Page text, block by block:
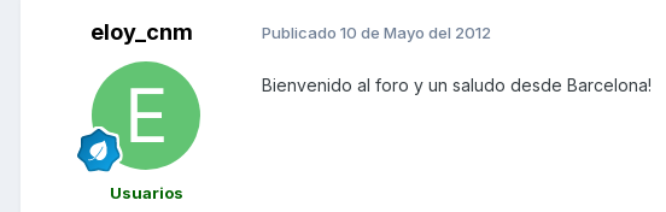
eloy_cnm
Usuarios
Publicado 10 de Mayo del 2012
Bienvenido al foro y un saludo desde Barcelona!